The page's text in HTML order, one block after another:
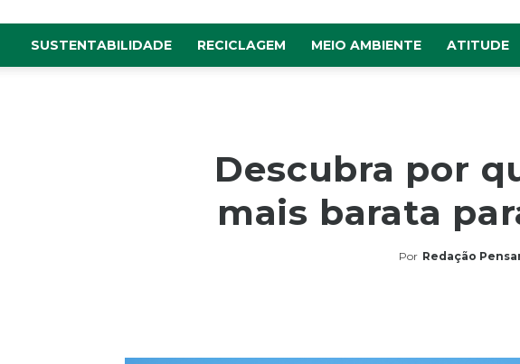
SUSTENTABILIDADE RECICLAGEM MEIO AMBIENTE ATITUDE
Descubra por
mais barata
Por Redação